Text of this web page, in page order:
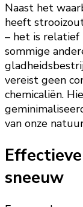
Naast het
heeft
– het is
sommige
vereist geen
chemicaliën.
van onze
sneeuw